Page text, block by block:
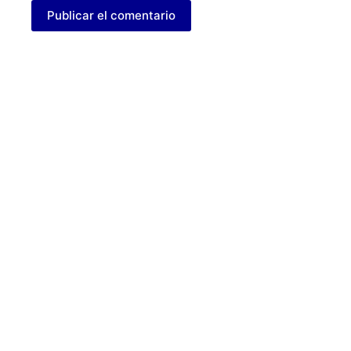
Publicar el comentario